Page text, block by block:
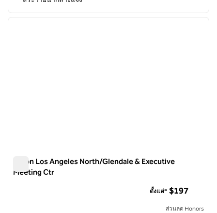
1 จาก 12
ภาพถั
Hilton Los Angeles North/Glendale & Executive
Meeting Ctr
ตั้งแต่* $197
ส่วนลด Honors